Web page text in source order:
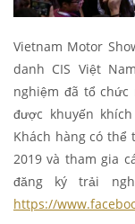
Vietnam Motor
danh CIS Việt
nghiệm đã tổ
được khuyến
Khách hàng có thể
2019 và tham gia
đăng ký trải
https://